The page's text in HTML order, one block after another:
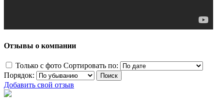
Отзывы о компании
Только с фото Сортировать по:
Порядок:
Добавить свой отзыв